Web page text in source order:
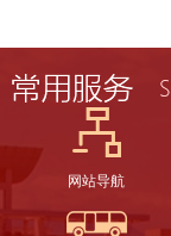
网站导航